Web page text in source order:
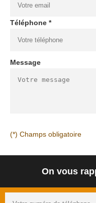
Téléphone *
Message
(*) Champs obligatoire
On vous